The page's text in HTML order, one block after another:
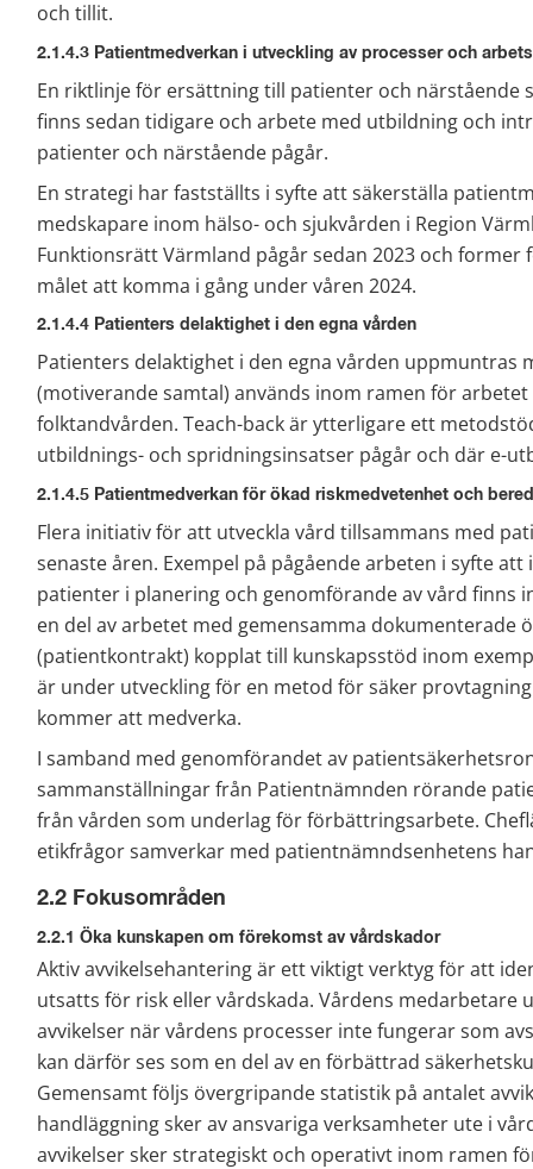
och tillit.
2.1.4.3 Patientmedverkan i utveckling av processer och
En riktlinje för ersättning till patienter och närstående
finns sedan tidigare och arbete med utbildning och
patienter och närstående pågår.
En strategi har fastställts i syfte att säkerställa
medskapare inom hälso- och sjukvården i Region
Funktionsrätt Värmland pågår sedan 2023 och
målet att komma i gång under våren 2024.
2.1.4.4 Patienters delaktighet i den egna vården
Patienters delaktighet i den egna vården uppmuntras
(motiverande samtal) används inom ramen för
folktandvården. Teach-back är ytterligare ett
utbildnings- och spridningsinsatser pågår och där e-
2.1.4.5 Patientmedverkan för ökad riskmedvetenhet och
Flera initiativ för att utveckla vård tillsammans med
senaste åren. Exempel på pågående arbeten i syfte
patienter i planering och genomförande av vård finns
en del av arbetet med gemensamma dokumenterade
(patientkontrakt) kopplat till kunskapsstöd inom
är under utveckling för en metod för säker
kommer att medverka.
I samband med genomförandet av
sammanställningar från Patientnämnden rörande
från vården som underlag för förbättringsarbete.
etikfrågor samverkar med patientnämndsenhetens
2.2 Fokusområden
2.2.1 Öka kunskapen om förekomst av vårdskador
Aktiv avvikelsehantering är ett viktigt verktyg för att
utsatts för risk eller vårdskada. Vårdens medarbetare
avvikelser när vårdens processer inte fungerar som
kan därför ses som en del av en förbättrad
Gemensamt följs övergripande statistik på antalet
handläggning sker av ansvariga verksamheter ute i
avvikelser sker strategiskt och operativt inom ramen